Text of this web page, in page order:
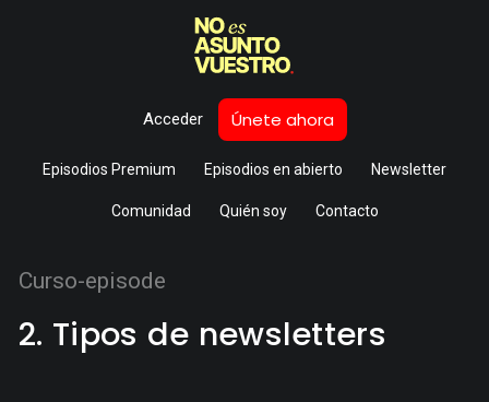
Acceder Únete ahora
Episodios Premium Episodios en abierto Newsletter
Comunidad Quién soy Contacto
Curso-episode
2. Tipos de newsletters